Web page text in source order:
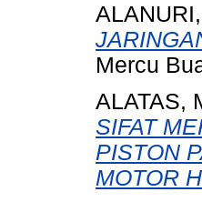
Mercu
ALATAS,
SIFAT
PISTON
MOTOR